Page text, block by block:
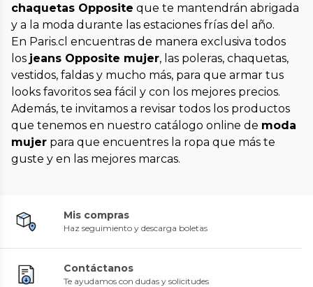
chaquetas Opposite que te mantendrán abrigada
y a la moda durante las estaciones frías del año.
En Paris.cl encuentras de manera exclusiva todos
los jeans Opposite mujer, las poleras, chaquetas,
vestidos, faldas y mucho más, para que armar tus
looks favoritos sea fácil y con los mejores precios.
Además, te invitamos a revisar todos los productos
que tenemos en nuestro catálogo online de moda
mujer para que encuentres la ropa que más te
guste y en las mejores marcas.
Mis compras
Haz seguimiento y descarga boletas
Contáctanos
Te ayudamos con dudas y solicitudes